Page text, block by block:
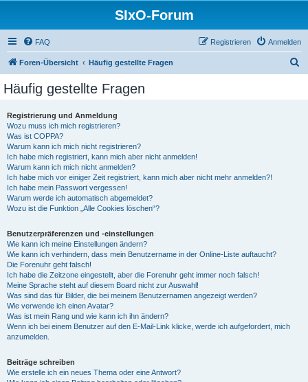
SIxO-Forum
FAQ Anmelden
Registrieren
Foren-Übersicht Häufig gestellte Fragen
Häufig gestellte Fragen
Registrierung und Anmeldung
Wozu muss ich mich registrieren?
Was ist COPPA?
Warum kann ich mich nicht registrieren?
Ich habe mich registriert, kann mich aber nicht anmelden!
Warum kann ich mich nicht anmelden?
Ich habe mich vor einiger Zeit registriert, kann mich aber nicht mehr anmelden?!
Ich habe mein Passwort vergessen!
Warum werde ich automatisch abgemeldet?
Wozu ist die Funktion „Alle Cookies löschen“?
Benutzerpräferenzen und -einstellungen
Wie kann ich meine Einstellungen ändern?
Wie kann ich verhindern, dass mein Benutzername in der Online-Liste auftaucht?
Die Forenuhr geht falsch!
Ich habe die Zeitzone eingestellt, aber die Forenuhr geht immer noch falsch!
Meine Sprache steht auf diesem Board nicht zur Auswahl!
Was sind das für Bilder, die bei meinem Benutzernamen angezeigt werden?
Wie verwende ich einen Avatar?
Was ist mein Rang und wie kann ich ihn ändern?
Wenn ich bei einem Benutzer auf den E-Mail-Link klicke, werde ich aufgefordert, mich
anzumelden.
Beiträge schreiben
Wie erstelle ich ein neues Thema oder eine Antwort?